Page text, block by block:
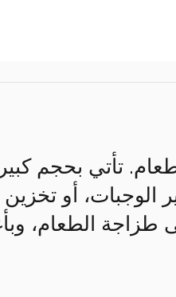
تأتي بحجم كبير
أو تخزين
طزاجة الطعام،